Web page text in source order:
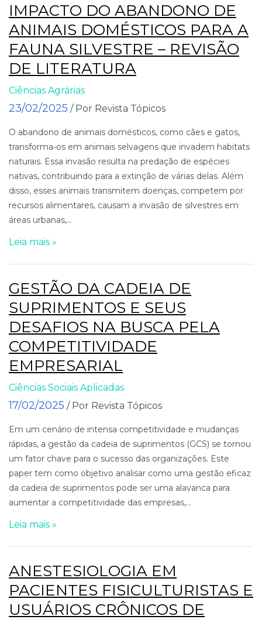
IMPACTO DO ABANDONO DE
ANIMAIS DOMÉSTICOS PARA A
FAUNA SILVESTRE – REVISÃO
DE LITERATURA
Ciências Agrárias
23/02/2025 / Por Revista Tópicos
O abandono de animais domésticos, como cães e gatos,
transforma-os em animais selvagens que invadem habitats
naturais. Essa invasão resulta na predação de espécies
nativas, contribuindo para a extinção de várias delas. Além
disso, esses animais transmitem doenças, competem por
recursos alimentares, causam a invasão de silvestres em
áreas urbanas,...
Leia mais »
GESTÃO DA CADEIA DE
SUPRIMENTOS E SEUS
DESAFIOS NA BUSCA PELA
COMPETITIVIDADE
EMPRESARIAL
Ciências Sociais Aplicadas
17/02/2025 / Por Revista Tópicos
Em um cenário de intensa competitividade e mudanças
rápidas, a gestão da cadeia de suprimentos (GCS) se tornou
um fator chave para o sucesso das organizações. Este
paper tem como objetivo analisar como uma gestão eficaz
da cadeia de suprimentos pode ser uma alavanca para
aumentar a competitividade das empresas,...
Leia mais »
ANESTESIOLOGIA EM
PACIENTES FISICULTURISTAS E
USUÁRIOS CRÔNICOS DE